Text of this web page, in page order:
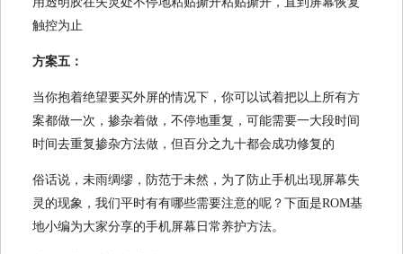
触控为止
方案五：
当你抱着绝望要买外屏的情况下，你可以试着把以上所有方
案都做一次，掺杂着做，不停地重复，可能需要一大段时间
时间去重复掺杂方法做，但百分之九十都会成功修复的
俗话说，未雨绸缪，防范于未然，为了防止手机出现屏幕失
灵的现象，我们平时有有哪些需要注意的呢？下面是ROM基
地小编为大家分享的手机屏幕日常养护方法。